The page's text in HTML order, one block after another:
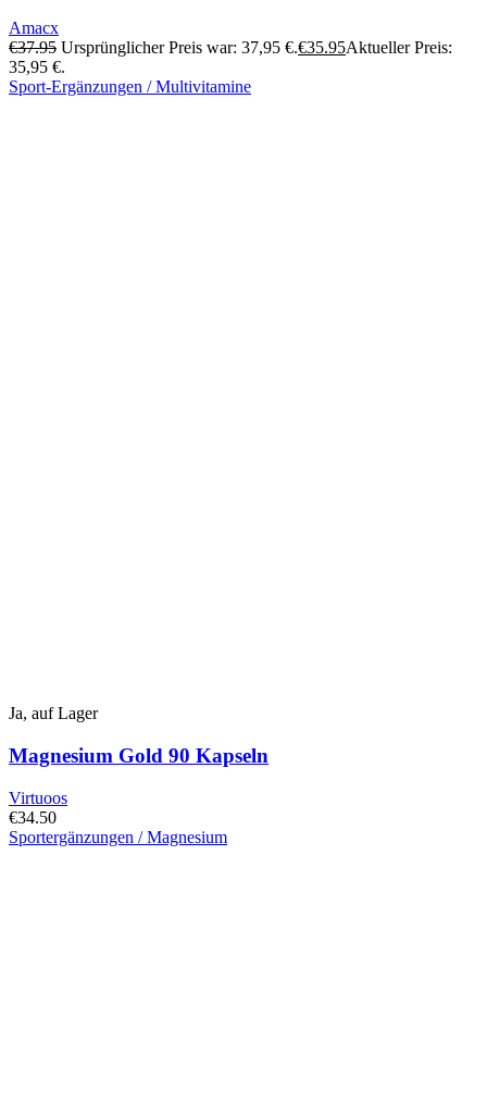
Amacx
€37.95 Ursprünglicher Preis war: 37,95 €.€35.95Aktueller Preis:
35,95 €.
Sport-Ergänzungen / Multivitamine
Ja, auf Lager
Magnesium Gold 90 Kapseln
Virtuoos
€34.50
Sportergänzungen / Magnesium